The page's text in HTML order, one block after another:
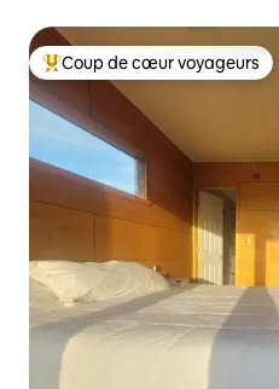
Coups de cœur voyageurs les
Coup de cœur voyageurs